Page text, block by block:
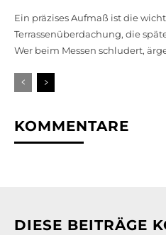
Ein präzises Aufmaß ist die
Terrassenüberdachung, die
Wer beim Messen schludert,
KOMMENTARE
DIESE BEITRÄGE